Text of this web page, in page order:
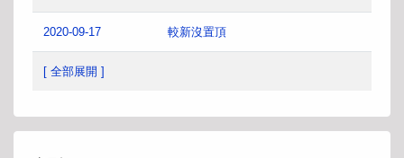
2020-09-17 較新沒置頂
[ 全部展開 ]